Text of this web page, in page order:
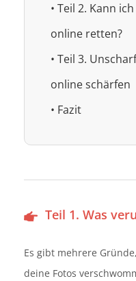
• Teil 2. Kann
online retten?
• Teil 3.
online schärfen
• Fazit
Teil 1. Was
Es gibt mehrere
deine Fotos